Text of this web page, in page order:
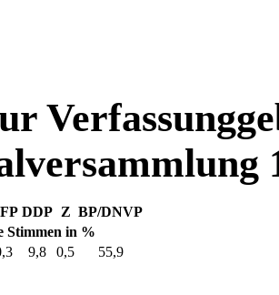
DDP Z BP/DNVP
Stimmen in %
9,8 0,5 55,9